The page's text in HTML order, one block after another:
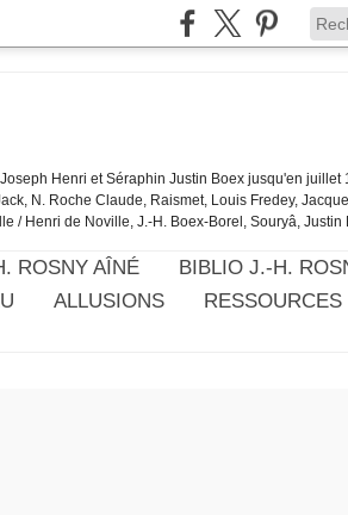
Henri et Séraphin Justin Boex jusqu'en juillet
N. Roche Claude, Raismet, Louis Fredey,
/ Henri de Noville, J.-H. Boex-Borel, Souryâ, Justin
ROSNY AÎNÉ
BIBLIO J.-H.
ALLUSIONS RESSOURCES